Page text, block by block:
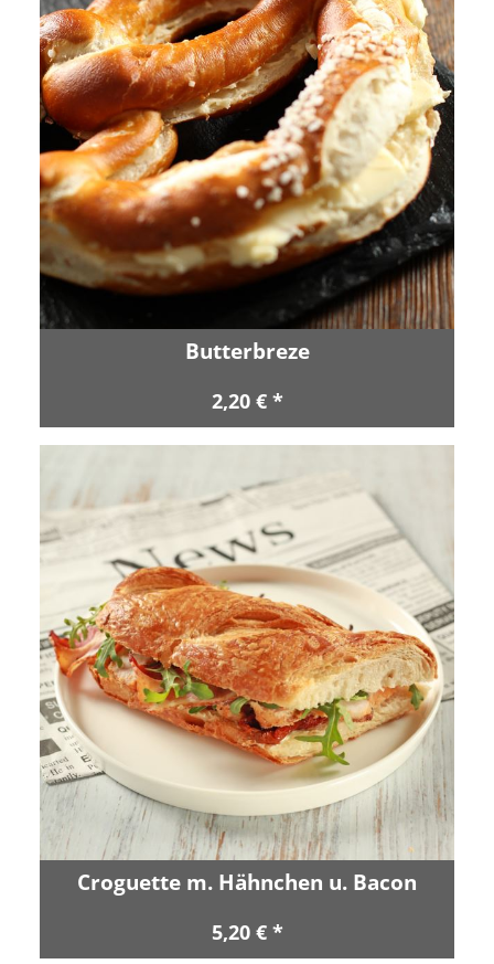
Butterbreze
2,20 € *
Croguette m. Hähnchen u. Bacon
5,20 € *